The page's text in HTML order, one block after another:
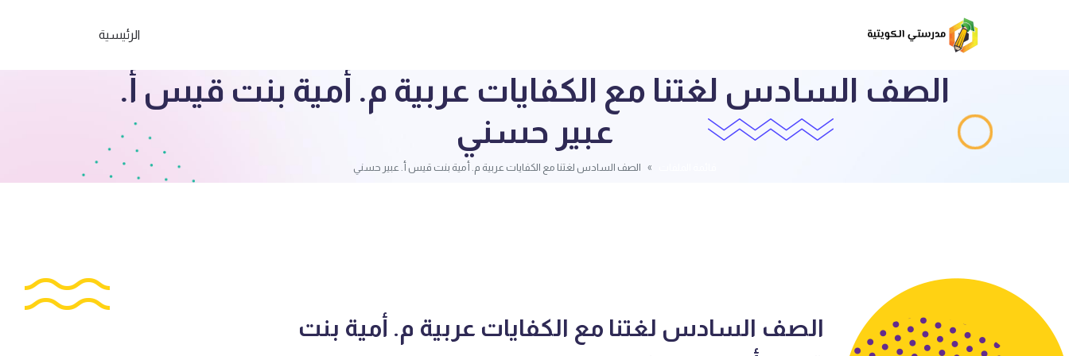
الرئيسية
الصف السادس لغتنا مع الكفايات عربية م. أمية بنت قيس أ.
عبير حسني
الصف السادس لغتنا مع الكفايات عربية م. أمية بنت قيس أ. عبير حسني
الصف السادس لغتنا مع الكفايات عربية م. أمية بنت